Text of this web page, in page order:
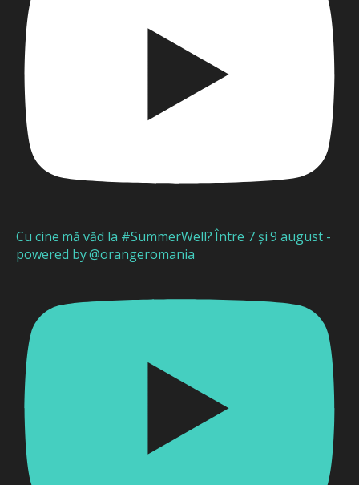
Cu cine mă văd la #SummerWell? Între 7 și 9 august -
powered by @orangeromania